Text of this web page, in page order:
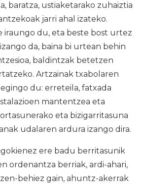
baratza, ustiaketarako zuhaiztia
jarri ahal izateko.
iraungo du, eta beste bost urtez
da, baina bi urtean behin
baldintzak betetzen
Artzainak txabolaren
du: erreteila, fatxada
mantentzea eta
eta bizigarritasuna
udalaren ardura izango dira.
ere badu berritasunik
ordenantza berriak, ardi-ahari,
behiez gain, ahuntz-akerrak